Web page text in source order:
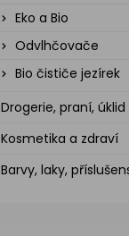
Eko a Bio
Odvlhčovače
Bio čističe jezírek
Drogerie, praní, úklid
Kosmetika a zdraví
Barvy, laky,